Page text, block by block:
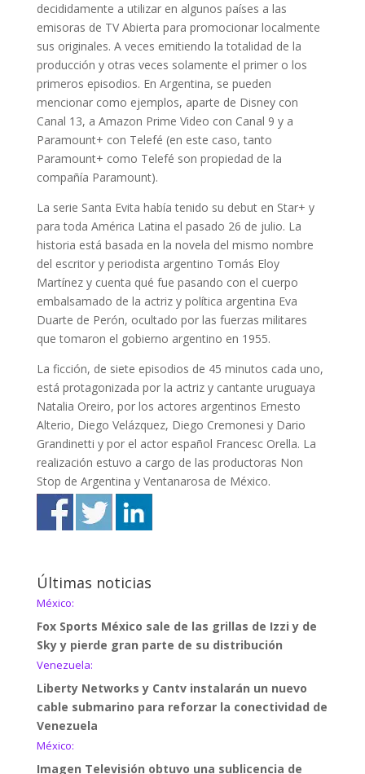
decididamente a utilizar en algunos países a las
emisoras de TV Abierta para promocionar localmente
sus originales. A veces emitiendo la totalidad de la
producción y otras veces solamente el primer o los
primeros episodios. En Argentina, se pueden
mencionar como ejemplos, aparte de Disney con
Canal 13, a Amazon Prime Video con Canal 9 y a
Paramount+ con Telefé (en este caso, tanto
Paramount+ como Telefé son propiedad de la
compañía Paramount).
La serie Santa Evita había tenido su debut en Star+ y
para toda América Latina el pasado 26 de julio. La
historia está basada en la novela del mismo nombre
del escritor y periodista argentino Tomás Eloy
Martínez y cuenta qué fue pasando con el cuerpo
embalsamado de la actriz y política argentina Eva
Duarte de Perón, ocultado por las fuerzas militares
que tomaron el gobierno argentino en 1955.
La ficción, de siete episodios de 45 minutos cada uno,
está protagonizada por la actriz y cantante uruguaya
Natalia Oreiro, por los actores argentinos Ernesto
Alterio, Diego Velázquez, Diego Cremonesi y Dario
Grandinetti y por el actor español Francesc Orella. La
realización estuvo a cargo de las productoras Non
Stop de Argentina y Ventanarosa de México.
Últimas noticias
México:
Fox Sports México sale de las grillas de Izzi y de
Sky y pierde gran parte de su distribución
Venezuela:
Liberty Networks y Cantv instalarán un nuevo
cable submarino para reforzar la conectividad de
Venezuela
México:
Imagen Televisión obtuvo una sublicencia de